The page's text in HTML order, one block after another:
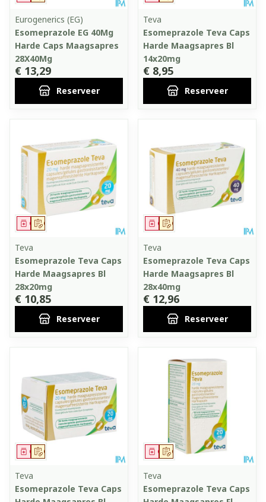
Eurogenerics (EG)
Esomeprazole EG 40Mg
Harde Caps Maagsapres
28X40Mg
€ 13,29
Reserveer
Teva
Esomeprazole Teva Caps
Harde Maagsapres Bl
14x20mg
€ 8,95
Reserveer
Op voorschrift
Geneesmiddel
Teva
Esomeprazole Teva Caps
Harde Maagsapres Bl
28x20mg
€ 10,85
Reserveer
Op voorschrift
Geneesmiddel
Teva
Esomeprazole Teva Caps
Harde Maagsapres Bl
28x40mg
€ 12,96
Reserveer
Op voorschrift
Geneesmiddel
Teva
Esomeprazole Teva Caps
Op voorschrift
Geneesmiddel
Teva
Esomeprazole Teva Caps